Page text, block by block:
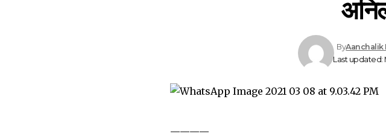
Last updated:
ByAanchalik
————